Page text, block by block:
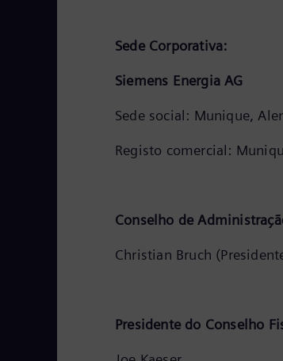
Sede Corporativa:
Siemens Energia AG
Sede social: Munique,
Registo comercial:
Conselho de
Christian Bruch
Presidente do Conselho